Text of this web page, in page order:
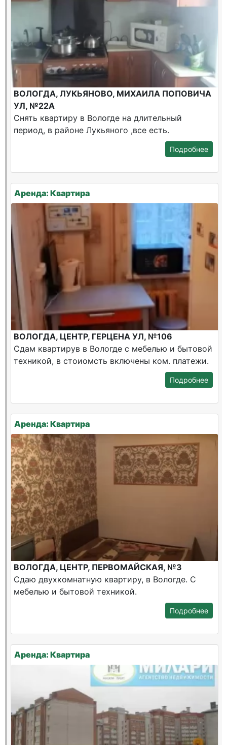
ВОЛОГДА, ЛУКЬЯНОВО, МИХАИЛА ПОПОВИЧА
УЛ, №22А
Снять квартиру в Вологде на длительный
период, в районе Лукьяного ,все есть.
Подробнее
Аренда: Квартира
ВОЛОГДА, ЦЕНТР, ГЕРЦЕНА УЛ, №106
Сдам квартирув в Вологде с мебелью и бытовой
техникой, в стоиомсть включены ком. платежи.
Подробнее
Аренда: Квартира
ВОЛОГДА, ЦЕНТР, ПЕРВОМАЙСКАЯ, №3
Сдаю двухкомнатную квартиру, в Вологде. С
мебелью и бытовой техникой.
Подробнее
Аренда: Квартира